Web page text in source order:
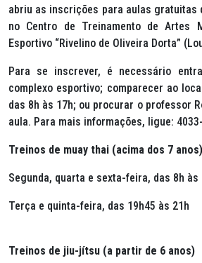
abriu as inscrições para aulas gratuitas
no Centro de Treinamento de Artes
Esportivo “Rivelino de Oliveira Dorta”
Para se inscrever, é necessário
complexo esportivo; comparecer ao
das 8h às 17h; ou procurar o professor
aula. Para mais informações, ligue:
Treinos de muay thai (acima dos 7 anos)
Segunda, quarta e sexta-feira, das 8h às
Terça e quinta-feira, das 19h45 às 21h
Treinos de jiu-jítsu (a partir de 6 anos)